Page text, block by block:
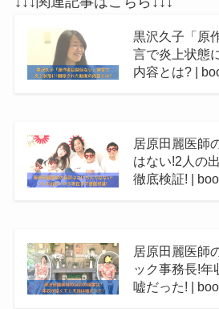
黒沢久子「原
言で炎上状態
内容とは? |
居原田麗医師
はない!2人の
徹底検証! |
居原田麗医師
ック事務長!年
嘘だった! |